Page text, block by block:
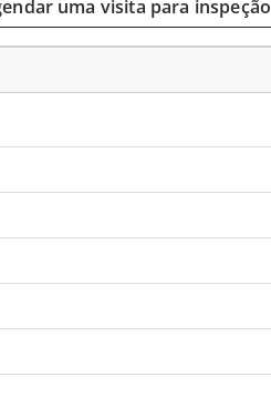
uma visita para inspeção